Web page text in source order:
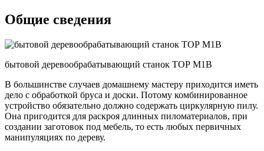
Общие сведения
бытовой деревообрабатывающий станок ТОР М1В
В большинстве случаев домашнему мастеру приходится иметь
дело с обработкой бруса и доски. Потому комбинированное
устройство обязательно должно содержать циркулярную пилу.
Она пригодится для раскроя длинных пиломатериалов, при
создании заготовок под мебель, то есть любых первичных
манипуляциях по дереву.